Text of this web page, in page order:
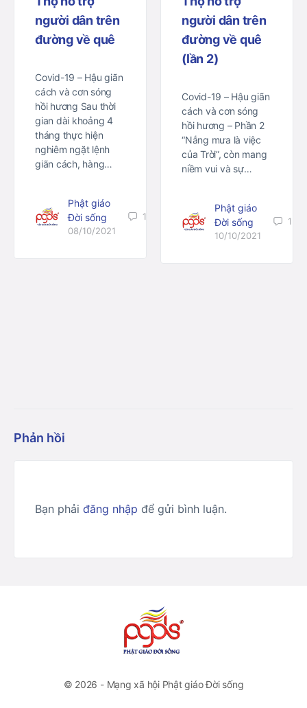
người dân trên
đường về quê
Covid-19 – Hậu giãn
cách và cơn sóng
hồi hương Sau thời
gian dài khoảng 4
tháng thực hiện
nghiêm ngặt lệnh
giãn cách, hàng…
Phật giáo
Đời sống
08/10/2021
1
người dân trên
đường về quê
(lần 2)
Covid-19 – Hậu giãn
cách và cơn sóng
hồi hương – Phần 2
“Nắng mưa là việc
của Trời”, còn mang
niềm vui và sự…
Phật giáo
Đời sống
10/10/2021
1
Phản hồi
Bạn phải đăng nhập để gửi bình luận.
© 2026 - Mạng xã hội Phật giáo Đời sống